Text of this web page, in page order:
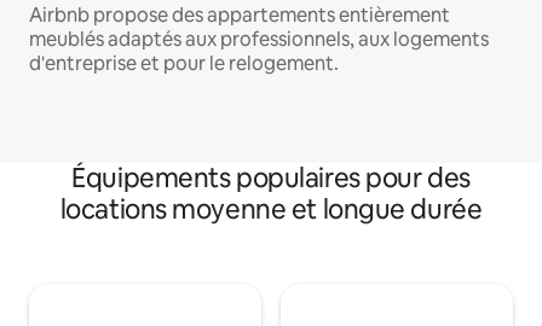
Airbnb propose des appartements entièrement
meublés adaptés aux professionnels, aux logements
d'entreprise et pour le relogement.
Équipements populaires pour des
locations moyenne et longue durée